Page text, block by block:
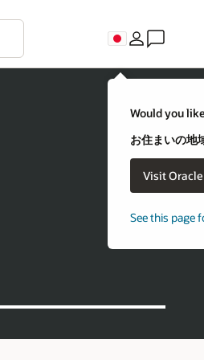
Would you
お住まいの地
Visit
See this page